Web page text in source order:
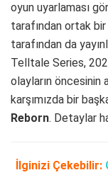
oyun uyarlaması
tarafından ortak
tarafından da
Telltale Series,
olayların öncesinin
karşımızda bir
Reborn. Detaylar
İlginizi Çekebilir: